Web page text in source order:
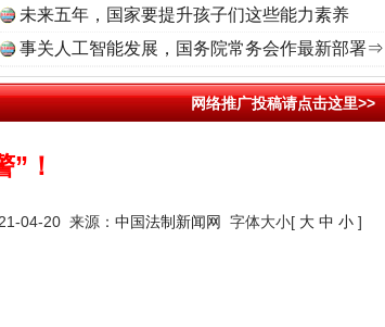
..·[视频]牢记初心使命 奋进复兴征程丨“转折之城”激荡..·[视频]
未来五年，国家要提升孩子们这些能力素养
事关人工智能发展，国务院常务会作最新部署⇒
网络推广投稿请点击这里>>
！
04-20 来源： 中国法制新闻网 字体大小[ 大 中 小 ]